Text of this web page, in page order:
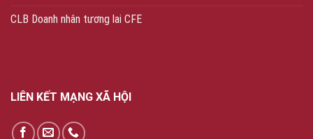
CLB Doanh nhân tương lai CFE
LIÊN KẾT MẠNG XÃ HỘI